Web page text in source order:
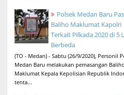
Polsek Medan Baru
Baliho Maklumat Kapolri
Terkait Pilkada 2020 di 5
Berbeda
(TO - Medan) - Sabtu (26/9/2020), Personil
Medan Baru melakukan pemasangan Baliho
Maklumat Kepala Kepolisian Republik
tenta...